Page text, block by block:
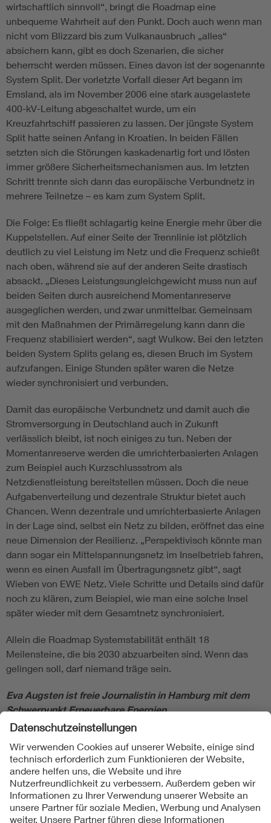
wirtschaftlich sinnvoll“, bringt die Roadmap eine
unbequeme Wahrheit auf den Punkt. Doch auch wenn man
nicht vom Blizzard bis zum Vulkanausbruch „alles“
absichern kann, gibt es doch Szenarien, die sicher
beherrscht werden müssen. Eines davon ist der sogenannte
System Split. Der vorletzte Vorfall dieser Art begann im
Emsland, als im November 2006 eine stark ausgelastete
400-kV-Leitung abgeschaltet wurde, um ein
Kreuzfahrtschiff passieren zu lassen. Der jüngste System
Split hatte seinen Anfang in Kroatien. In beiden Fällen
setzten sich die Störungen kaskadenartig fort und lösten
immer größere Sicherheitsmechanismen aus. Im letzten
Schritt trennte sich dann das europäische Verbundnetz in
mehrere Teilnetze – es kam zum System Split.
Die Folge: Es fließt schlagartig keine Energie mehr über die
Kuppelstellen. Auf einer Seite der Trennlinie ist plötzlich
deutlich zu viel Leistung im Netz und die Frequenz schießt
nach oben, während sie auf der anderen Seite drastisch
absackt. „Dieses Leistungsungleichgewicht muss nun auf
beiden Seiten durch ausreichend Momentanreserve
ausgeglichen werden, und zwar unmittelbar. Gemeinsam
mit den Maßnahmen der Primärregelung kann dann die
Frequenz stabilisiert werden“, sagt Wulkow. Bei den letzten
beiden System Splits gelang es, diesen Bruch im System
aufzufangen. Einige Stunden später waren die Netze
wieder synchronisiert und verbunden.
Damit das europäische Verbundnetz und damit auch die
Stromversorgung in Deutschland auch in Zukunft
verlässlich bleibt, ist noch einiges zu tun. Neben der
Momentanreserve werden die umrichterbasierten Anlagen
zum Beispiel auch Kurzschlussstrom als
Netzdienstleistung bereitstellen müssen. Doch die neue
Aufgabenverteilung und dezentrale Struktur bietet auch
Chancen. Wenn dezentrale und umrichterbasierte Anlagen
in der Lage sind, selbst ein Netz zu bilden, eröffnet das eine
neue Dimension der Resilienz. „Perspektivisch könnte man
dann sogar ein Mittelspannungsnetz im Inselbetrieb fahren,
wenn es einen Ausfall im Übertragungsnetz gibt“, sagt
Wieben von EWE Netz. Viele Schritte und Details sind dafür
noch zu klären, zum Beispiel, wie man eine solche Insel
später wieder mit dem Gesamtnetz synchronisiert.
Allein die Roadmap Systemstabilität enthält 18
Meilensteine, die bis 2030 abzuarbeiten sind. Wenn das
gelingen soll, darf niemand träge sein.
Eva Augsten ist freie Journalistin in Hamburg mit dem
Schwerpunkt Erneuerbare Energien.
Folgen Sie uns